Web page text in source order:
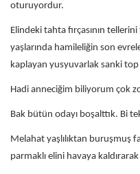
oturuyordur.
Elindeki tahta fırçasının
yaşlarında hamileliğin son
kaplayan yusyuvarlak sanki
Hadi anneciğim biliyorum çok
Bak bütün odayı boşalttık. Bi
Melahat yaşlılıktan buruşmuş
parmaklı elini havaya kaldırarak